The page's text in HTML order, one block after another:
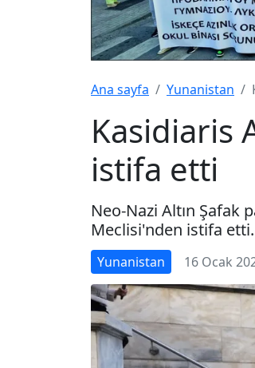
Ana sayfa Yunanistan
Kasidiaris
istifa etti
Neo-Nazi Altın Şafak
Meclisi'nden istifa etti.
Yunanistan 16 Ocak